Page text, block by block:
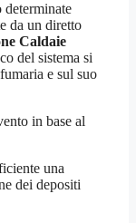
determinate
da un diretto
Caldaie
del sistema si
e sul suo
in base al
una
dei depositi